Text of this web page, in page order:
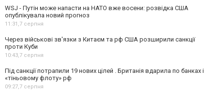
WSJ - Путін може напасти на НАТО вже восени: розвідка США
опублікувала новий прогноз
11:31,7 серпня
Через військові зв'язки з Китаєм та рф США розширили санкції
проти Куби
10:43,7 серпня
Під санкції потрапили 19 нових цілей . Британія вдарила по банках і
«тіньовому флоту» рф
09:27,7 серпня